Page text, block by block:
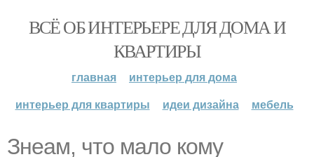
ВСЁ ОБ ИНТЕРЬЕРЕ ДЛЯ ДОМА И
КВАРТИРЫ
главная
интерьер для дома
интерьер для квартиры
идеи дизайна мебель
Знеам, что мало кому